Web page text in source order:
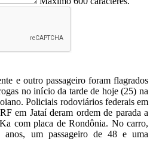
e outro passageiro foram flagrados
no início da tarde de hoje (25) na
Policiais rodoviários federais em
em Jataí deram ordem de parada a
com placa de Rondônia. No carro,
anos, um passageiro de 48 e uma